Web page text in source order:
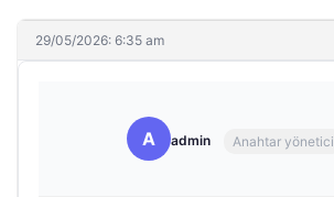
29/05/2026: 6:35 am
A admin Anahtar yönetici